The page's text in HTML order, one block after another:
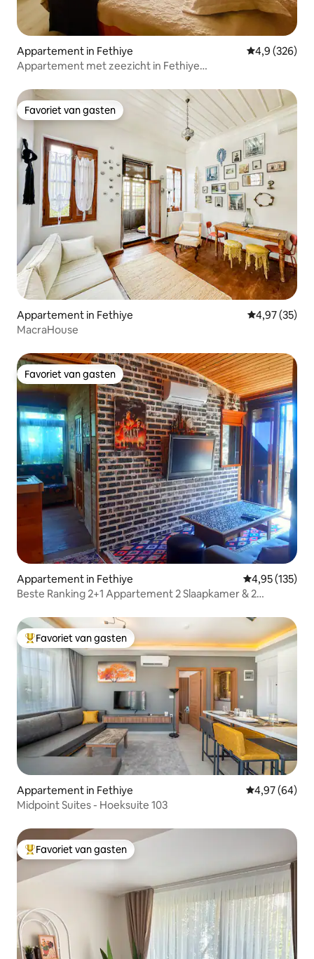
Appartement in Fethiye Gemiddelde
4,9 (326)
Appartement met zeezicht in Fethiye
Favoriet van gasten
Favoriet van gasten
Appartement in Fethiye Gemiddelde
4,97 (35)
MacraHouse
Favoriet van gasten
Favoriet van gasten
Appartement in Fethiye Gemiddelde
4,95 (135)
Beste Ranking 2+1 Appartement 2 Slaapkamer & 2
Topfavoriet van gasten
Favoriet van gasten
Appartement in Fethiye Gemiddelde
4,97 (64)
Midpoint Suites - Hoeksuite 103
Topfavoriet van gasten
Favoriet van gasten